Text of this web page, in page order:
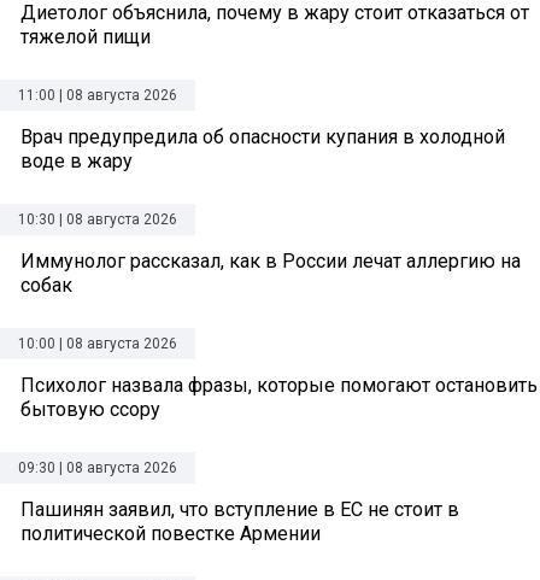
Диетолог объяснила, почему в жару стоит отказаться от
тяжелой пищи
11:00 | 08 августа 2026
Врач предупредила об опасности купания в холодной
воде в жару
10:30 | 08 августа 2026
Иммунолог рассказал, как в России лечат аллергию на
собак
10:00 | 08 августа 2026
Психолог назвала фразы, которые помогают остановить
бытовую ссору
09:30 | 08 августа 2026
Пашинян заявил, что вступление в ЕС не стоит в
политической повестке Армении